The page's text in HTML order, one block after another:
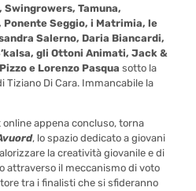
Swingrowers, Tamuna,
Seggio, i Matrimia, le
Salerno, Daria Biancardi,
gli Ottoni Animati, Jack &
e Lorenzo Pasqua sotto la
Tiziano Di Cara. Immancabile la
appena concluso, torna
, lo spazio dedicato a giovani
la creatività giovanile e di
attraverso il meccanismo di voto
tra i finalisti che si sfideranno